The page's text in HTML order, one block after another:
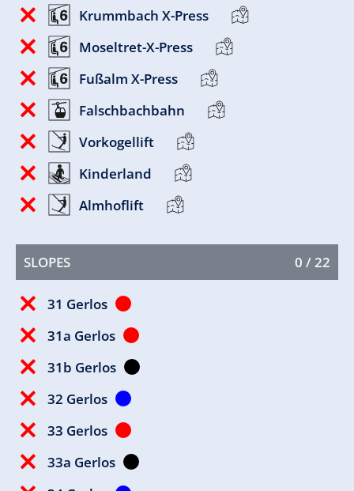
Krummbach X-Press
Moseltret-X-Press
Fußalm X-Press
Falschbachbahn
Vorkogellift
Kinderland
Almhoflift
SLOPES 0 / 22
31 Gerlos
31a Gerlos
31b Gerlos
32 Gerlos
33 Gerlos
33a Gerlos